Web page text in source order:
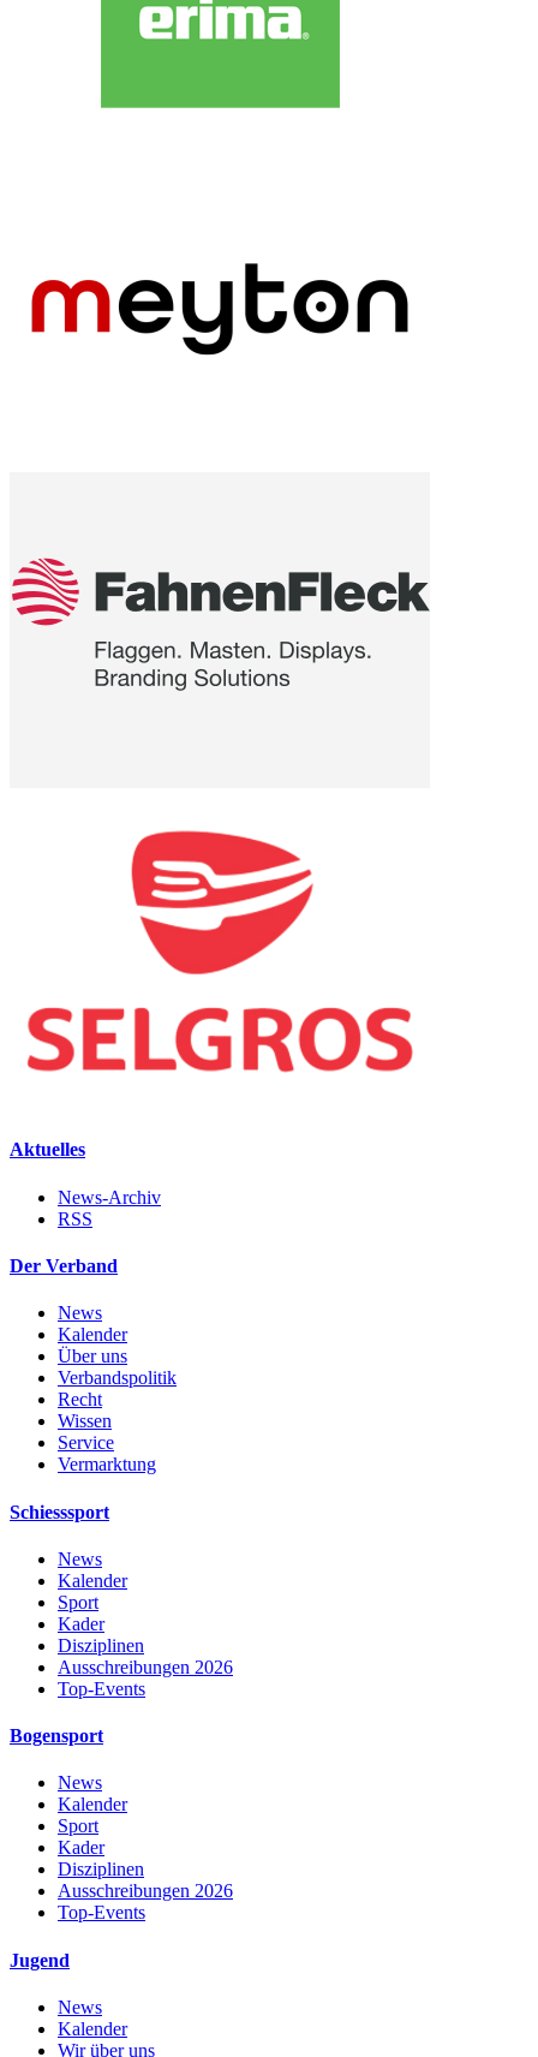
Aktuelles
News-Archiv
RSS
Der Verband
News
Kalender
Über uns
Verbandspolitik
Recht
Wissen
Service
Vermarktung
Schiesssport
News
Kalender
Sport
Kader
Disziplinen
Ausschreibungen 2026
Top-Events
Bogensport
News
Kalender
Sport
Kader
Disziplinen
Ausschreibungen 2026
Top-Events
Jugend
News
Kalender
Wir über uns